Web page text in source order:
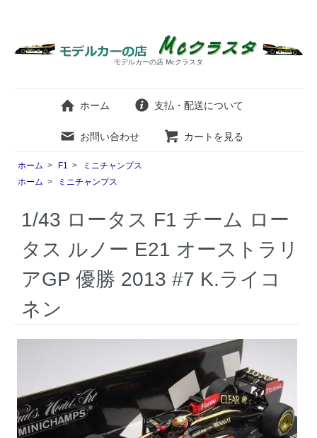
モデルカーの店 Mcクラスタ
ホーム 支払・配送について
お問い合わせ カートを見る
ホーム > F1 >
ミニチャンプス
ホーム > ミニチャンプス
1/43 ロータス F1 チーム ロー
タス ルノー E21 オーストラリ
アGP 優勝 2013 #7 K.ライコ
ネン